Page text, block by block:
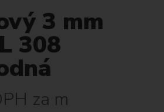
3 mm
308
za m